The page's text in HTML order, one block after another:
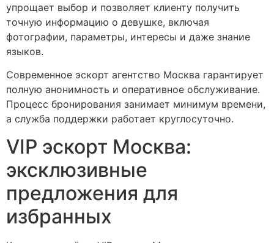
упрощает выбор и позволяет клиенту получить
точную информацию о девушке, включая
фотографии, параметры, интересы и даже знание
языков.
Современное эскорт агентство Москва гарантирует
полную анонимность и оперативное обслуживание.
Процесс бронирования занимает минимум времени,
а служба поддержки работает круглосуточно.
VIP эскорт Москва:
эксклюзивные
предложения для
избранных